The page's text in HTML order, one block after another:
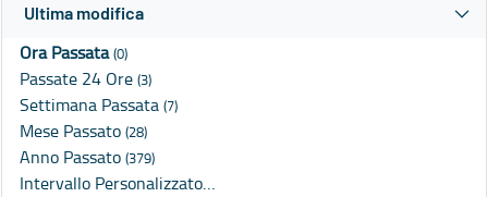
Ultima modifica
Ora Passata(0)
Passate 24 Ore (3)
Settimana Passata (7)
Mese Passato (28)
Anno Passato (379)
Intervallo Personalizzato…